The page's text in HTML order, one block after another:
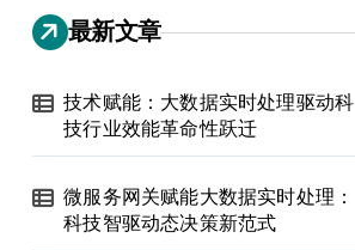
最新文章
技术赋能：大数据实时处理驱动科
技行业效能革命性跃迁
微服务网关赋能大数据实时处理：
科技智驱动态决策新范式